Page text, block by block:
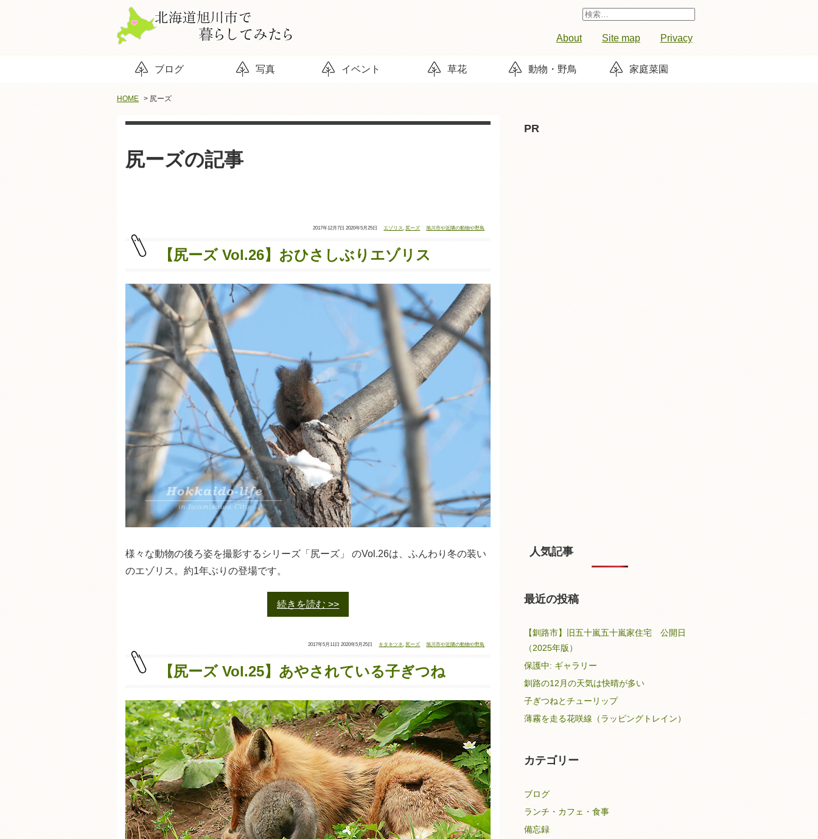
About Site map Privacy
検
ブログ 写真 イベント 草花 動物・野鳥 家庭菜園
HOME > 尻ーズ
尻ーズの記事
投
2017年12月7日 最
2020年5月25日
タ
グ：
エゾリス,尻ーズ
カ
テ
旭川市や近隣の動物や野鳥
【尻ーズ Vol.26】おひさしぶりエゾリス
様々な動物の後ろ姿を撮影するシリーズ「尻ーズ」 のVol.26は、ふんわり冬の装い
のエゾリス。約1年ぶりの登場です。
続きを読む
投
2017年5月11日 最
2020年5月25日
タ
グ：
キタキツネ,尻ーズ
カ
テ
旭川市や近隣の動物や野鳥
【尻ーズ Vol.25】あやされている子ぎつね
PR
人気記事
最近の投稿
【釧路市】旧五十嵐五十嵐家住宅 公開日
（2025年版）
保護中: ギャラリー
釧路の12月の天気は快晴が多い
子ぎつねとチューリップ
薄霧を走る花咲線（ラッピングトレイン）
カテゴリー
ブログ
ランチ・カフェ・食事
備忘録